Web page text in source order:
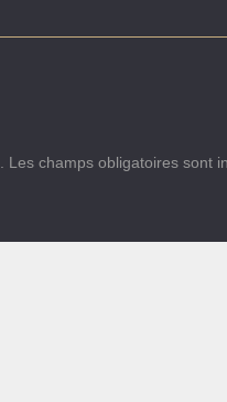
Les champs obligatoires sont